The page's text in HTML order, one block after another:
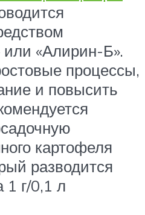
«Алирин-Б».
процессы,
и повысить
картофеля
разводится
1 г/0,1 л